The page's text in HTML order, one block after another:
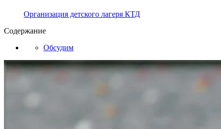
Организация детского лагеря КТД
Содержание
Обсудим